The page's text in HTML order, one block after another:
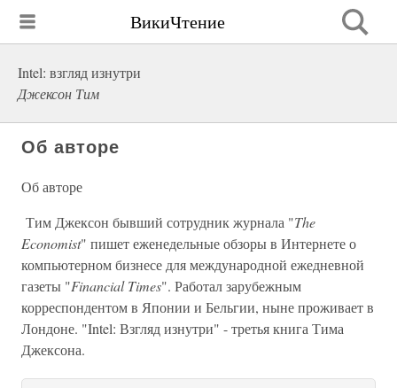
ВикиЧтение
Intel: взгляд изнутри
Джексон Тим
Об авторе
Об авторе
Тим Джексон бывший сотрудник журнала "The
Economist" пишет еженедельные обзоры в Интернете о
компьютерном бизнесе для международной ежедневной
газеты "Financial Times". Работал зарубежным
корреспондентом в Японии и Бельгии, ныне проживает в
Лондоне. "Intel: Взгляд изнутри" - третья книга Тима
Джексона.